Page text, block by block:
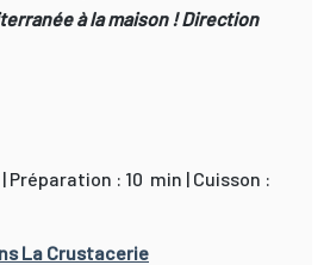
à la maison ! Direction
Préparation : 10 min | Cuisson :
La Crustacerie